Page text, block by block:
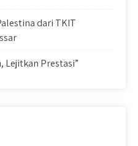
dari TKIT
Lejitkan Prestasi”